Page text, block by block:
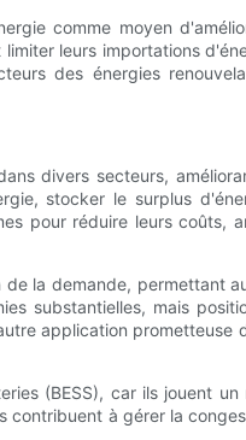
comme moyen
leurs importations
des énergies
divers secteurs,
stocker le surplus
pour réduire leurs coûts,
la demande, permettant
substantielles, mais
application prometteuse
(BESS), car ils jouent
à gérer la